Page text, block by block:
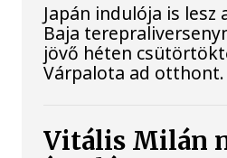
Japán indulója is lesz
Baja
jövő héten
Várpalota ad otthont.
Vitális Milán